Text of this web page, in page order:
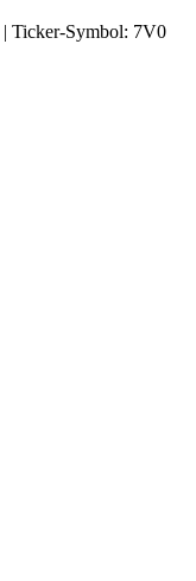
| Ticker-Symbol: 7V0